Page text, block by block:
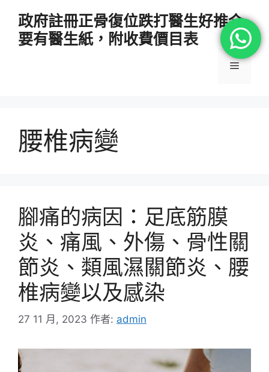
政府註冊正骨復位跌打醫生好推介
要有醫生紙，附收費價目表
選
腰椎病變
腳痛的病因：足底筋膜
炎、痛風、外傷、骨性關
節炎、類風濕關節炎、腰
椎病變以及感染
27 11 月, 2023 作者: admin